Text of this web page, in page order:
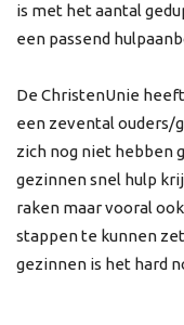
is met het aantal
een passend
De ChristenUnie
een zevental ouders/
zich nog niet hebben
gezinnen snel hulp
raken maar vooral
stappen te kunnen
gezinnen is het hard